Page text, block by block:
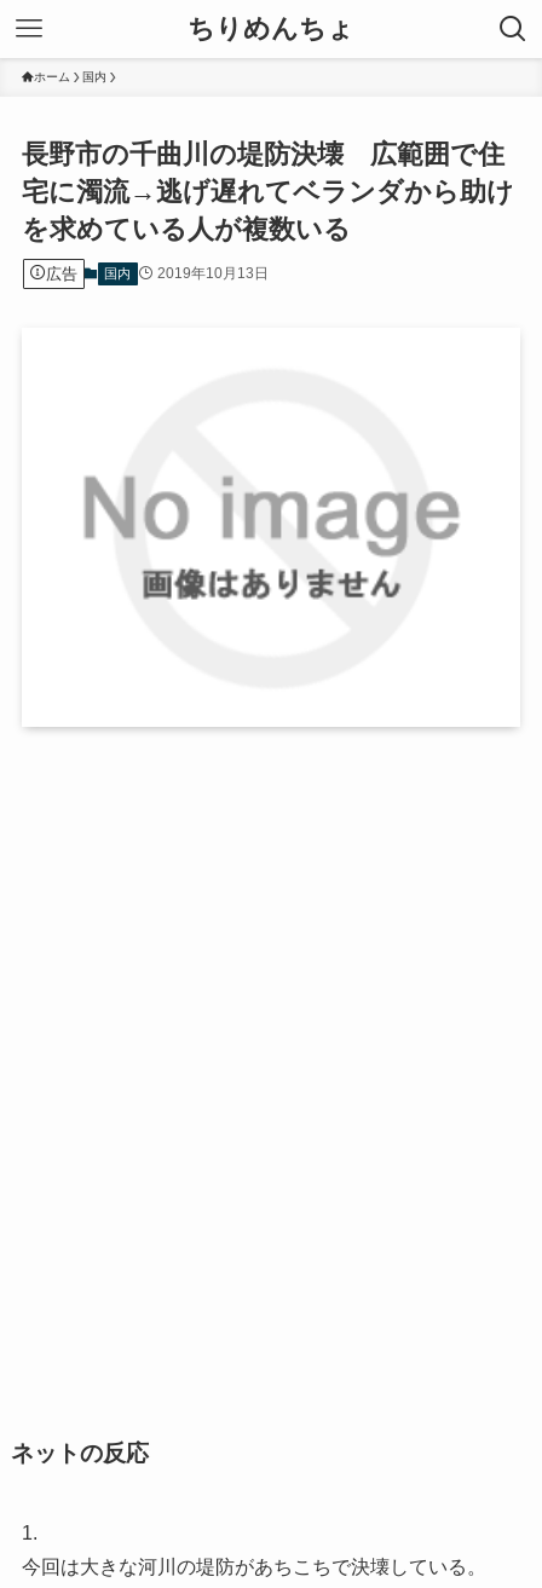
ちりめんちょ
ホーム 国内
長野市の千曲川の堤防決壊 広範囲で住
宅に濁流→逃げ遅れてベランダから助け
を求めている人が複数いる
広告 国内 2019年10月13日
ネットの反応
1.
今回は大きな河川の堤防があちこちで決壊している。